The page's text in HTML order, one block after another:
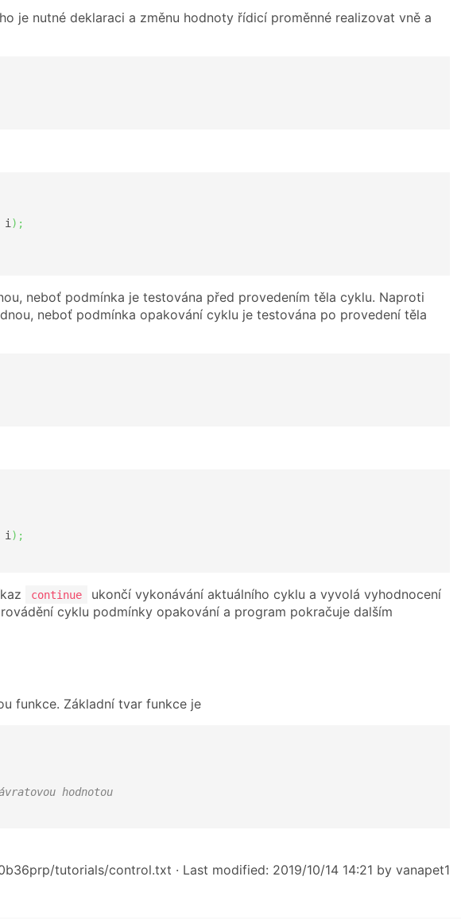
je nutné deklaraci a změnu hodnoty řídicí proměnné realizovat vně a
i) ;
neboť podmínka je testována před provedením těla cyklu. Naproti
neboť podmínka opakování cyklu je testována po provedení těla
i) ;
continue
ukončí vykonávání aktuálního cyklu a vyvolá vyhodnocení
cyklu podmínky opakování a program pokračuje dalším
funkce. Základní tvar funkce je
hodnotou
tutorials/control.txt · Last modified: 2019/10/14 14:21 by vanapet1